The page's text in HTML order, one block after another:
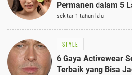
Permanen dalam 5
sekitar 1 tahun lalu
STYLE
6 Gaya Activewear
Terbaik yang Bisa